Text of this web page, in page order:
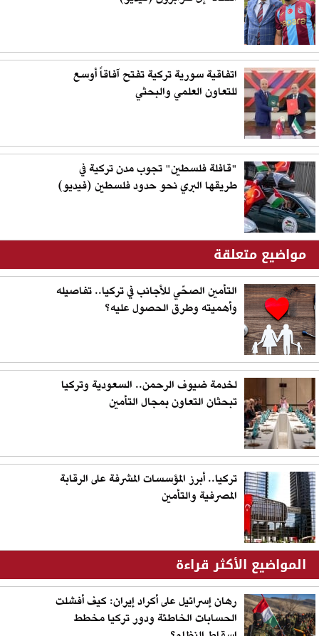
اتفاقية سورية تركية تفتح آفاقاً أوسع
للتعاون العلمي والبحثي
"قافلة فلسطين" تجوب مدن تركية في
طريقها البري نحو حدود فلسطين (فيديو)
مواضيع متعلقة
التأمين الصحّي للأجانب في تركيا.. تفاصيله
وأهميته وطرق الحصول عليه؟
لخدمة ضيوف الرحمن.. السعودية وتركيا
تبحثان التعاون بمجال التأمين
تركيا.. أبرز المؤسسات المشرفة على الرقابة
المصرفية والتأمين
المواضيع الأكثر قراءة
رهان إسرائيل على أكراد إيران: كيف أفشلت
الحسابات الخاطئة ودور تركيا مخطط